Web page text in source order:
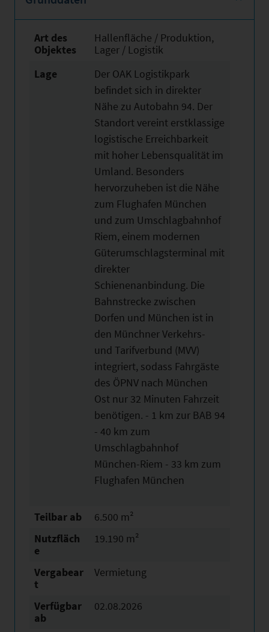
Art des
Objektes
Hallenfläche / Produktion,
Lager / Logistik
Lage
Der OAK Logistikpark
befindet sich in direkter
Nähe zu Autobahn 94. Der
Standort vereint erstklassige
logistische Erreichbarkeit
mit hoher Lebensqualität im
Umland. Besonders
hervorzuheben ist die Nähe
zum Flughafen München
und zum Umschlagbahnhof
Riem, einem modernen
Güterumschlagsterminal mit
direkter
Schienenanbindung. Die
Bahnstrecke zwischen
Dorfen und München ist in
den Münchner Verkehrs-
und Tarifverbund (MVV)
integriert, sodass Fahrgäste
des ÖPNV nach München
Ost nur 32 Minuten Fahrzeit
benötigen. - 1 km zur BAB 94
- 40 km zum
Umschlagbahnhof
München-Riem - 33 km zum
Flughafen München
Teilbar ab
6.500 m²
Nutzfläch
e
19.190 m²
Vergabear
t
Vermietung
Verfügbar
ab
02.08.2026